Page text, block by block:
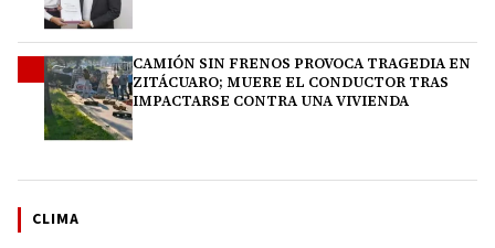
CAMIÓN SIN FRENOS PROVOCA TRAGEDIA EN
ZITÁCUARO; MUERE EL CONDUCTOR TRAS
IMPACTARSE CONTRA UNA VIVIENDA
CLIMA